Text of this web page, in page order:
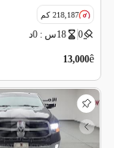
218,187 كم
0 18س : 0د
ê
13,000